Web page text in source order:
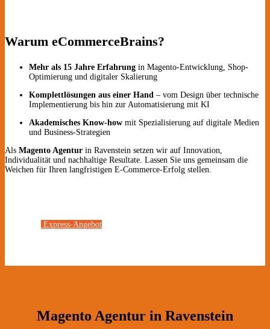
Warum eCommerceBrains?
Mehr als 15 Jahre Erfahrung in Magento-Entwicklung, Shop-
Optimierung und digitaler Skalierung
Komplettlösungen aus einer Hand – vom Design über technische
Implementierung bis hin zur Automatisierung mit KI
Akademisches Know-how mit Spezialisierung auf digitale Medien
und Business-Strategien
Als Magento Agentur in Ravenstein setzen wir auf Innovation,
Individualität und nachhaltige Resultate. Lassen Sie uns gemeinsam die
Weichen für Ihren langfristigen E-Commerce-Erfolg stellen.
Express-Angebot
Magento Agentur in Ravenstein